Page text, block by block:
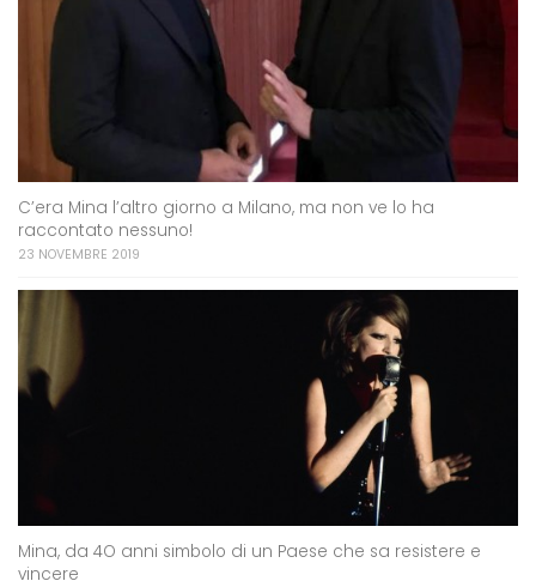
C’era Mina l’altro giorno a Milano, ma non ve lo ha
raccontato nessuno!
23 NOVEMBRE 2019
Mina, da 4O anni simbolo di un Paese che sa resistere e
vincere